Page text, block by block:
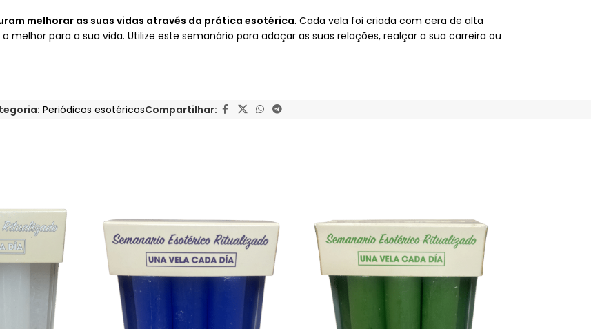
melhorar as suas vidas através da prática esotérica. Cada vela foi criada com cera de alta
para a sua vida. Utilize este semanário para adoçar as suas relações, realçar a sua carreira ou
Periódicos esotéricosCompartilhar: